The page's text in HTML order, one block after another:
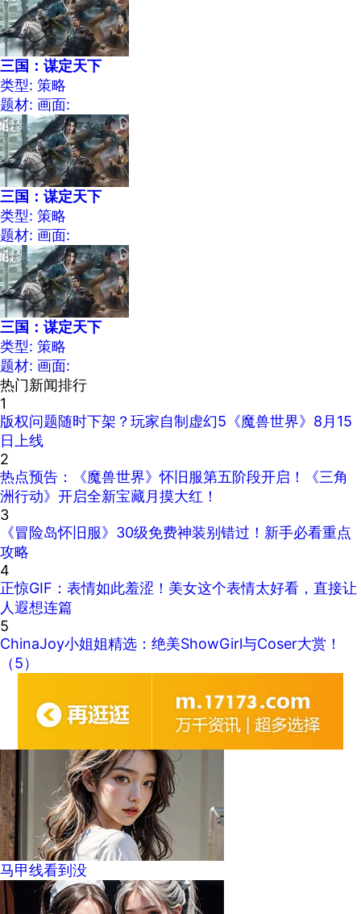
三国：谋定天下
类型: 策略
题材: 画面:
三国：谋定天下
类型: 策略
题材: 画面:
三国：谋定天下
类型: 策略
题材: 画面:
热门新闻排行
1
版权问题随时下架？玩家自制虚幻5《魔兽世界》8月15
日上线
2
热点预告：《魔兽世界》怀旧服第五阶段开启！《三角
洲行动》开启全新宝藏月摸大红！
3
《冒险岛怀旧服》30级免费神装别错过！新手必看重点
攻略
4
正惊GIF：表情如此羞涩！美女这个表情太好看，直接让
人遐想连篇
5
ChinaJoy小姐姐精选：绝美ShowGirl与Coser大赏！
（5）
马甲线看到没